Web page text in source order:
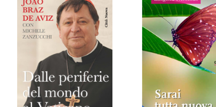
AGGIUNGI AL
CARRELLO
AGGIUNGI AL
CARRELLO